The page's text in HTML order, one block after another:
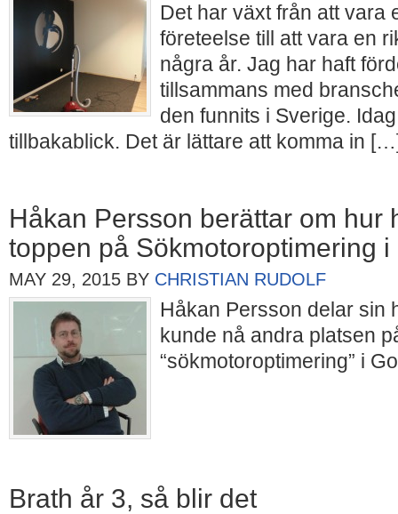
Det har växt från att vara
företeelse till att vara en
några år. Jag har haft
tillsammans med
den funnits i Sverige.
tillbakablick. Det är lättare att komma in
Håkan Persson berättar om hur
toppen på Sökmotoroptimering i
MAY 29, 2015 BY CHRISTIAN RUDOLF
Håkan Persson delar sin
kunde nå andra platsen
“sökmotoroptimering” i
Brath år 3, så blir det